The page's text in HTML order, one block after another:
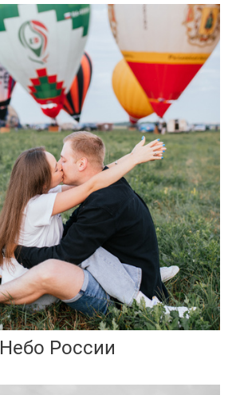
Небо России